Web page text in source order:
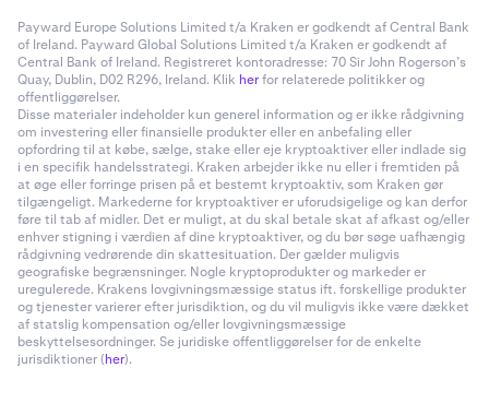
Payward Europe Solutions Limited t/a Kraken er godkendt af Central Bank
of Ireland. Payward Global Solutions Limited t/a Kraken er godkendt af
Central Bank of Ireland. Registreret kontoradresse: 70 Sir John Rogerson’s
Quay, Dublin, D02 R296, Ireland. Klik herfor relaterede politikker og
offentliggørelser.
Disse materialer indeholder kun generel information og er ikke rådgivning
om investering eller finansielle produkter eller en anbefaling eller
opfordring til at købe, sælge, stake eller eje kryptoaktiver eller indlade sig
i en specifik handelsstrategi. Kraken arbejder ikke nu eller i fremtiden på
at øge eller forringe prisen på et bestemt kryptoaktiv, som Kraken gør
tilgængeligt. Markederne for kryptoaktiver er uforudsigelige og kan derfor
føre til tab af midler. Det er muligt, at du skal betale skat af afkast og/eller
enhver stigning i værdien af dine kryptoaktiver, og du bør søge uafhængig
rådgivning vedrørende din skattesituation. Der gælder muligvis
geografiske begrænsninger. Nogle kryptoprodukter og markeder er
uregulerede. Krakens lovgivningsmæssige status ift. forskellige produkter
og tjenester varierer efter jurisdiktion, og du vil muligvis ikke være dækket
af statslig kompensation og/eller lovgivningsmæssige
beskyttelsesordninger. Se juridiske offentliggørelser for de enkelte
jurisdiktioner (her).